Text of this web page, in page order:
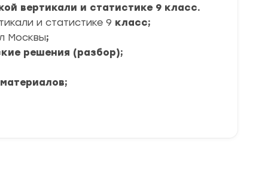
вертикали и статистике 9 класс.
и статистике 9 класс;
Москвы;
решения (разбор);